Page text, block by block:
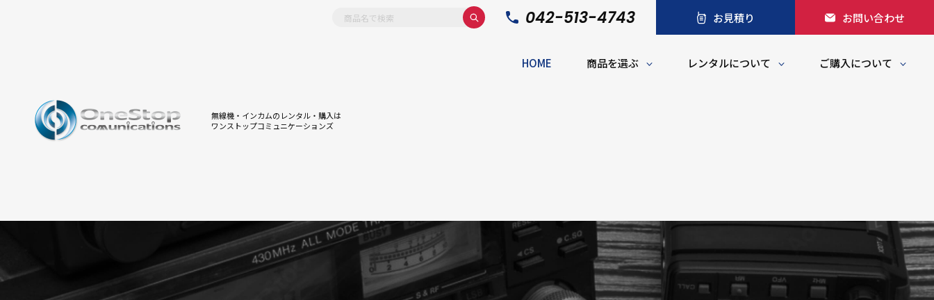
無線機・インカムのレンタル・購入は
ワンストップコミュニケーションズ
042-513-4743 お見積り お問い合わせ
HOME 商品を選ぶ レンタルについて ご購入について